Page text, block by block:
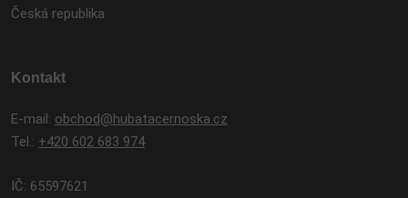
Česká republika
Kontakt
E-mail: obchod@hubatacernoska.cz
Tel.: +420 602 683 974
IČ: 65597621